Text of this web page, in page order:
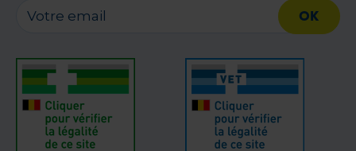
OK